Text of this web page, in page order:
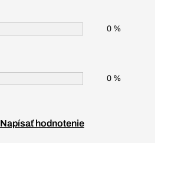
0 %
0 %
Napísať hodnotenie